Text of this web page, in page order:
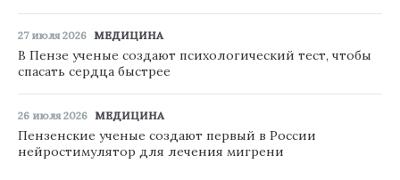
27 июля 2026 МЕДИЦИНА
В Пензе ученые создают психологический тест, чтобы
спасать сердца быстрее
26 июля 2026 МЕДИЦИНА
Пензенские ученые создают первый в России
нейростимулятор для лечения мигрени